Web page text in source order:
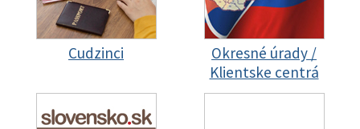
Cudzinci
Okresné úrady /
Klientske centrá